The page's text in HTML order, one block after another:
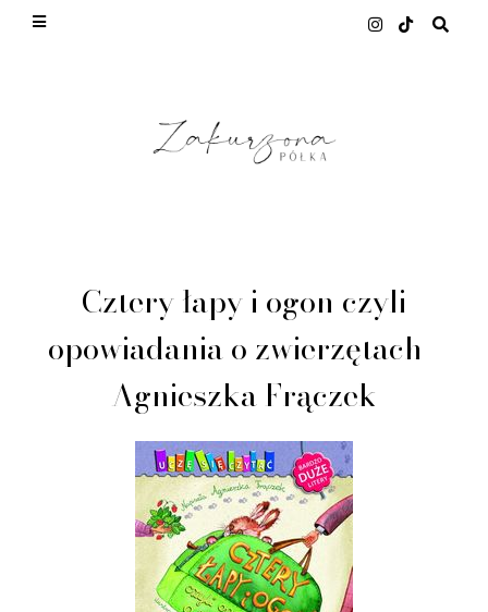
Cztery łapy i ogon czyli
opowiadania o zwierzętach -
Agnieszka Frączek
This site uses cookies from Google to deliver its
quality of service, generate usage statistics, and
to detect and address abuse.
LEARN MORE